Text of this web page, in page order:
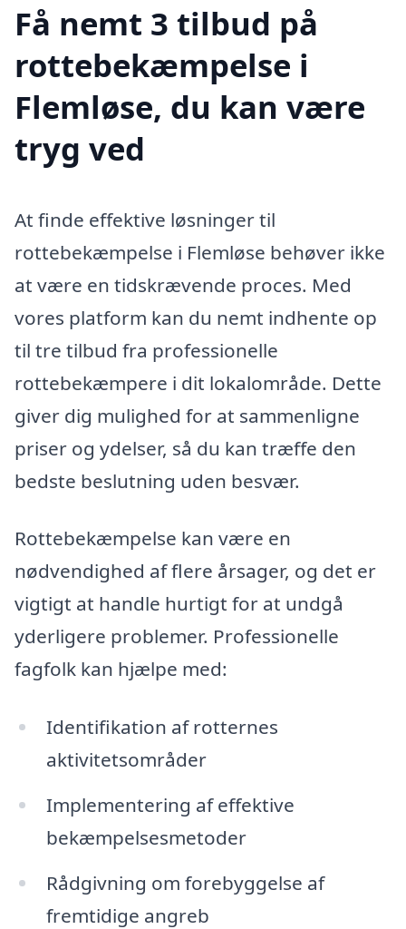
Få nemt 3 tilbud på
rottebekæmpelse i
Flemløse, du kan være
tryg ved
At finde effektive løsninger til
rottebekæmpelse i Flemløse behøver ikke
at være en tidskrævende proces. Med
vores platform kan du nemt indhente op
til tre tilbud fra professionelle
rottebekæmpere i dit lokalområde. Dette
giver dig mulighed for at sammenligne
priser og ydelser, så du kan træffe den
bedste beslutning uden besvær.
Rottebekæmpelse kan være en
nødvendighed af flere årsager, og det er
vigtigt at handle hurtigt for at undgå
yderligere problemer. Professionelle
fagfolk kan hjælpe med:
Identifikation af rotternes
aktivitetsområder
Implementering af effektive
bekæmpelsesmetoder
Rådgivning om forebyggelse af
fremtidige angreb